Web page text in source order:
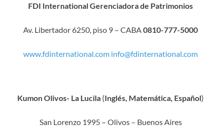
FDI International Gerenciadora de Patrimonios
Av. Libertador 6250, piso 9 – CABA 0810-777-5000
www.fdinternational.com info@fdinternational.com
Kumon Olivos- La Lucila (Inglés, Matemática, Español)
San Lorenzo 1995 – Olivos – Buenos Aires